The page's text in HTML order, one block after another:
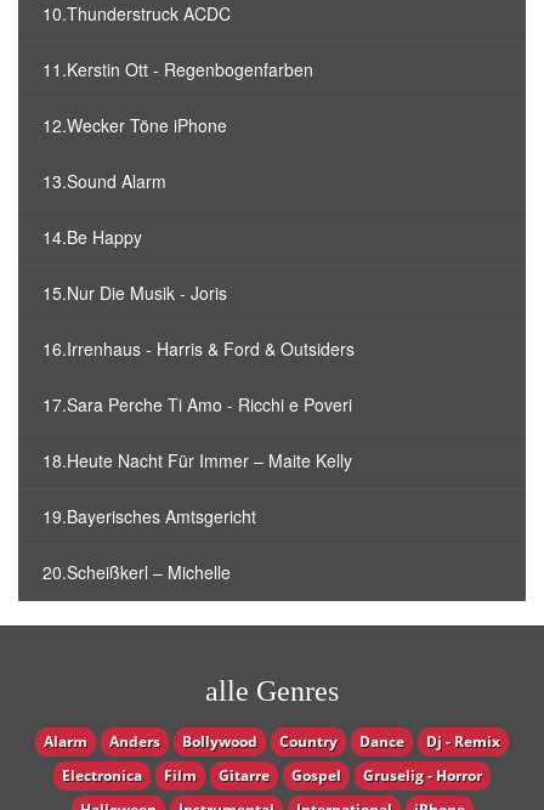
10.Thunderstruck ACDC
11.Kerstin Ott - Regenbogenfarben
12.Wecker Töne iPhone
13.Sound Alarm
14.Be Happy
15.Nur Die Musik - Joris
16.Irrenhaus - Harris & Ford & Outsiders
17.Sara Perche Ti Amo - Ricchi e Poveri
18.Heute Nacht Für Immer – Maite Kelly
19.Bayerisches Amtsgericht
20.Scheißkerl – Michelle
alle Genres
Alarm Anders Bollywood Country Dance
Dj - Remix
Electronica
Film Gitarre Gospel
Gruselig - Horror